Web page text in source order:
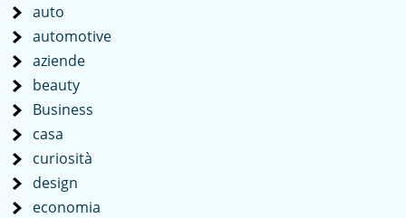
auto
automotive
aziende
beauty
Business
casa
curiosità
design
economia